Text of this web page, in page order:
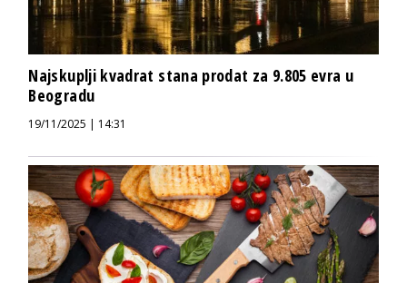
Najskuplji kvadrat stana prodat za 9.805 evra u
Beogradu
19/11/2025 | 14:31